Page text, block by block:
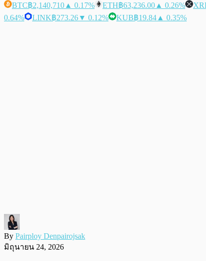
BTC฿2,140,710 ▲ 0.17% ETH฿63,236.00 ▲ 0.26%
0.64%
LINK฿273.26▼ 0.12% KUB฿19.84 ▲ 0.35%
By Pairploy Denpairojsak
มิถุนายน 24, 2026